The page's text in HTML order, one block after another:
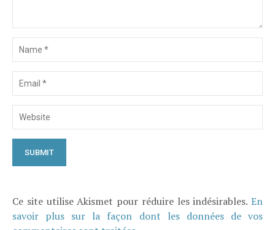
Ce site utilise Akismet pour réduire les indésirables. En
savoir plus sur la façon dont les données de vos